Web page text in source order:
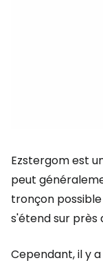
Ezstergom est
peut
tronçon
s'étend sur près
Cependant, il y